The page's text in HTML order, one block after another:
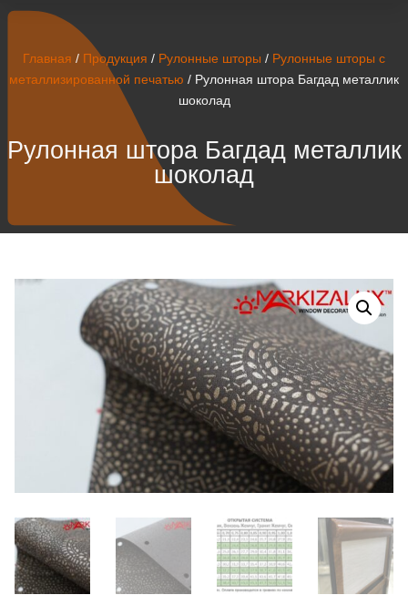
Главная / Продукция / Рулонные шторы / Рулонные шторы с
металлизированной печатью / Рулонная штора Багдад металлик
шоколад
Рулонная штора Багдад металлик
шоколад